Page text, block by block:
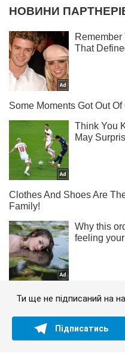
Ти ще не підписаний на
Підписатись